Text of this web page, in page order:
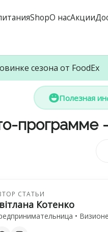
ShopО насАкции
сезона от FoodEx
Полезная
программе
СТАТЬИ
Котенко
•